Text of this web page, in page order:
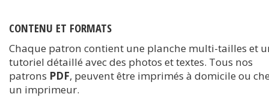
CONTENU ET FORMATS
Chaque patron contient une planche multi-tailles et
tutoriel détaillé avec des photos et textes. Tous nos
patrons PDF, peuvent être imprimés à domicile ou
un imprimeur.